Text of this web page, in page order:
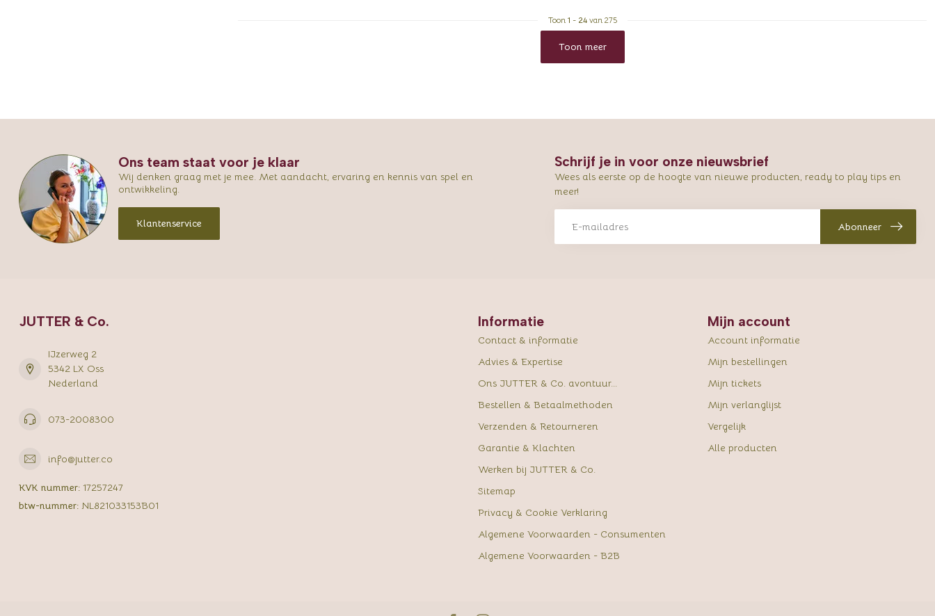
Toon 1 - 24van 275
Toon meer
Ons team staat voor je klaar
Wij denken graag met je mee. Met aandacht, ervaring en kennis van spel en
ontwikkeling.
Klantenservice
Schrijf je in voor onze nieuwsbrief
Wees als eerste op de hoogte van nieuwe producten, ready to play tips en
meer!
Abonneer
JUTTER & Co.
IJzerweg 2
5342 LX Oss
Nederland
073-2008300
info@jutter.co
KVK nummer: 17257247
btw-nummer: NL821033153B01
Informatie
Contact & informatie
Advies & Expertise
Ons JUTTER & Co. avontuur...
Bestellen & Betaalmethoden
Verzenden & Retourneren
Garantie & Klachten
Werken bij JUTTER & Co.
Sitemap
Privacy & Cookie Verklaring
Algemene Voorwaarden - Consumenten
Algemene Voorwaarden - B2B
Mijn account
Account informatie
Mijn bestellingen
Mijn tickets
Mijn verlanglijst
Vergelijk
Alle producten